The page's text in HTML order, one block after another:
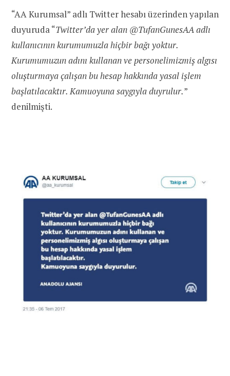
“AA Kurumsal” adlı Twitter hesabı üzerinden yapılan
duyuruda “Twitter’da yer alan @TufanGunesAA adlı
kullanıcının kurumumuzla hiçbir bağı yoktur.
Kurumumuzun adını kullanan ve personelimizmiş algısı
oluşturmaya çalışan bu hesap hakkında yasal işlem
başlatılacaktır. Kamuoyuna saygıyla duyrulur.”
denilmişti.